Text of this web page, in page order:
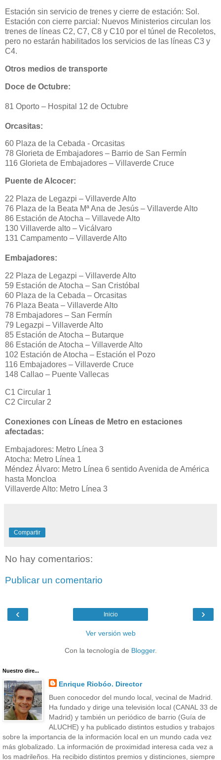
Estación sin servicio de trenes y cierre de estación: Sol.
Estación con cierre parcial: Nuevos Ministerios circulan los
trenes de líneas C2, C7, C8 y C10 por el túnel de Recoletos,
pero no estarán habilitados los servicios de las líneas C3 y
C4.
Otros medios de transporte
Doce de Octubre:
81 Oporto – Hospital 12 de Octubre
Orcasitas:
60 Plaza de la Cebada - Orcasitas
78 Glorieta de Embajadores – Barrio de San Fermín
116 Glorieta de Embajadores – Villaverde Cruce
Puente de Alcocer:
22 Plaza de Legazpi – Villaverde Alto
76 Plaza de la Beata Mª Ana de Jesús – Villaverde Alto
86 Estación de Atocha – Villavede Alto
130 Villaverde alto – Vicálvaro
131 Campamento – Villaverde Alto
Embajadores:
22 Plaza de Legazpi – Villaverde Alto
59 Estación de Atocha – San Cristóbal
60 Plaza de la Cebada – Orcasitas
76 Plaza Beata – Villaverde Alto
78 Embajadores – San Fermín
79 Legazpi – Villaverde Alto
85 Estación de Atocha – Butarque
86 Estación de Atocha – Villaverde Alto
102 Estación de Atocha – Estación el Pozo
116 Embajadores – Villaverde Cruce
148 Callao – Puente Vallecas
C1 Circular 1
C2 Circular 2
Conexiones con Líneas de Metro en estaciones
afectadas:
Embajadores: Metro Línea 3
Atocha: Metro Línea 1
Méndez Álvaro: Metro Línea 6 sentido Avenida de América
hasta Moncloa
Villaverde Alto: Metro Línea 3
Compartir
No hay comentarios:
Publicar un comentario
‹ ›
Inicio
Ver versión web
Con la tecnología de Blogger.
Nuestro dire...
Enrique Riobóo. Director
Buen conocedor del mundo local, vecinal de Madrid.
Ha fundado y dirige una televisión local (CANAL 33 de
Madrid) y también un periódico de barrio (Guía de
ALUCHE) y ha publicado distintos estudios y trabajos
sobre la importancia de la información local en un mundo cada vez
más globalizado. La información de proximidad interesa cada vez a
los madrileños. Ha recibido distintos premios y distinciones, siempre